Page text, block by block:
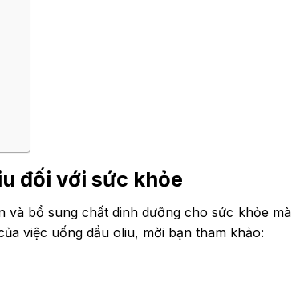
đối với sức khỏe
và bổ sung chất dinh dưỡng cho sức khỏe mà
việc uống dầu oliu, mời bạn tham khảo: